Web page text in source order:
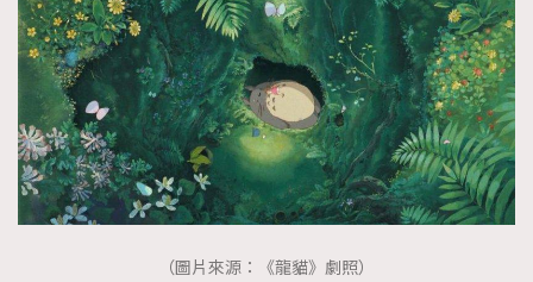
（圖片來源：《龍貓》劇照）